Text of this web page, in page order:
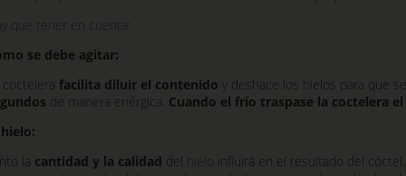
que tener en cuenta:
se debe agitar:
coctelera facilita diluir el contenido y deshace los hielos para que
de manera enérgica. Cuando el frío traspase la coctelera
la cantidad y la calidad del influirá en el resultado del